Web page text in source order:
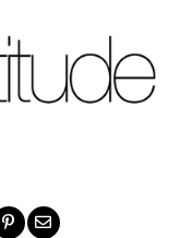
contenido